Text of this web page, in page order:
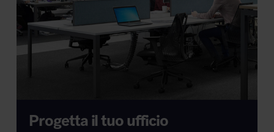
Progetta il tuo ufficio